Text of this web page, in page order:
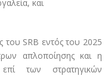
και
του SRB εντός του 2025
απλοποίησης και η
των στρατηγικών